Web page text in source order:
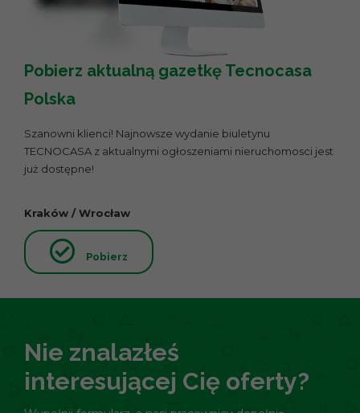
Pobierz aktualną gazetkę Tecnocasa
Polska
Szanowni klienci! Najnowsze wydanie biuletynu
TECNOCASA z aktualnymi ogłoszeniami nieruchomosci jest
już dostępne!
Kraków / Wrocław
Pobierz
Nie znalazłeś
interesującej Cię oferty?